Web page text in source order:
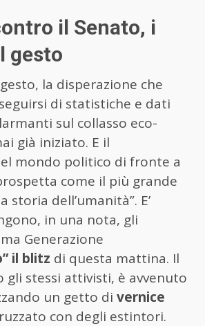
il Senato, i
gesto
la disperazione che
di statistiche e dati
sul collasso eco-
già iniziato. E il
mondo politico di fronte a
come il più grande
storia dell’umanità”. E’
in una nota, gli
Generazione
il blitz di questa mattina. Il
gli stessi attivisti, è avvenuto
un getto di vernice
con degli estintori.